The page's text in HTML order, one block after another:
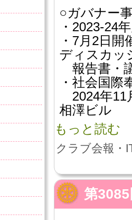
○ガバナー
・2023-24
・7月2日
ディスカッ
報告書・
・社会国
2024年11
相澤ビル
もっと読む
クラブ会報・
第